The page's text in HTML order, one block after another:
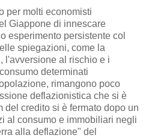
per molti economisti
Giappone di innescare
esperimento persistente col
spiegazioni, come la
l'avversione al rischio e i
determinati
rimangono poco
deflazionistica che si è
del credito si è fermato dopo un
al consumo e immobiliari negli
alla deflazione" del